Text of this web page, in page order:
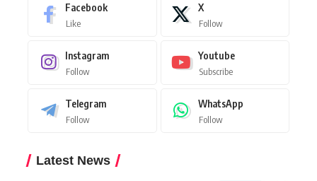
Facebook
Like
X
Follow
Instagram
Follow
Youtube
Subscribe
Telegram
Follow
WhatsApp
Follow
Latest News